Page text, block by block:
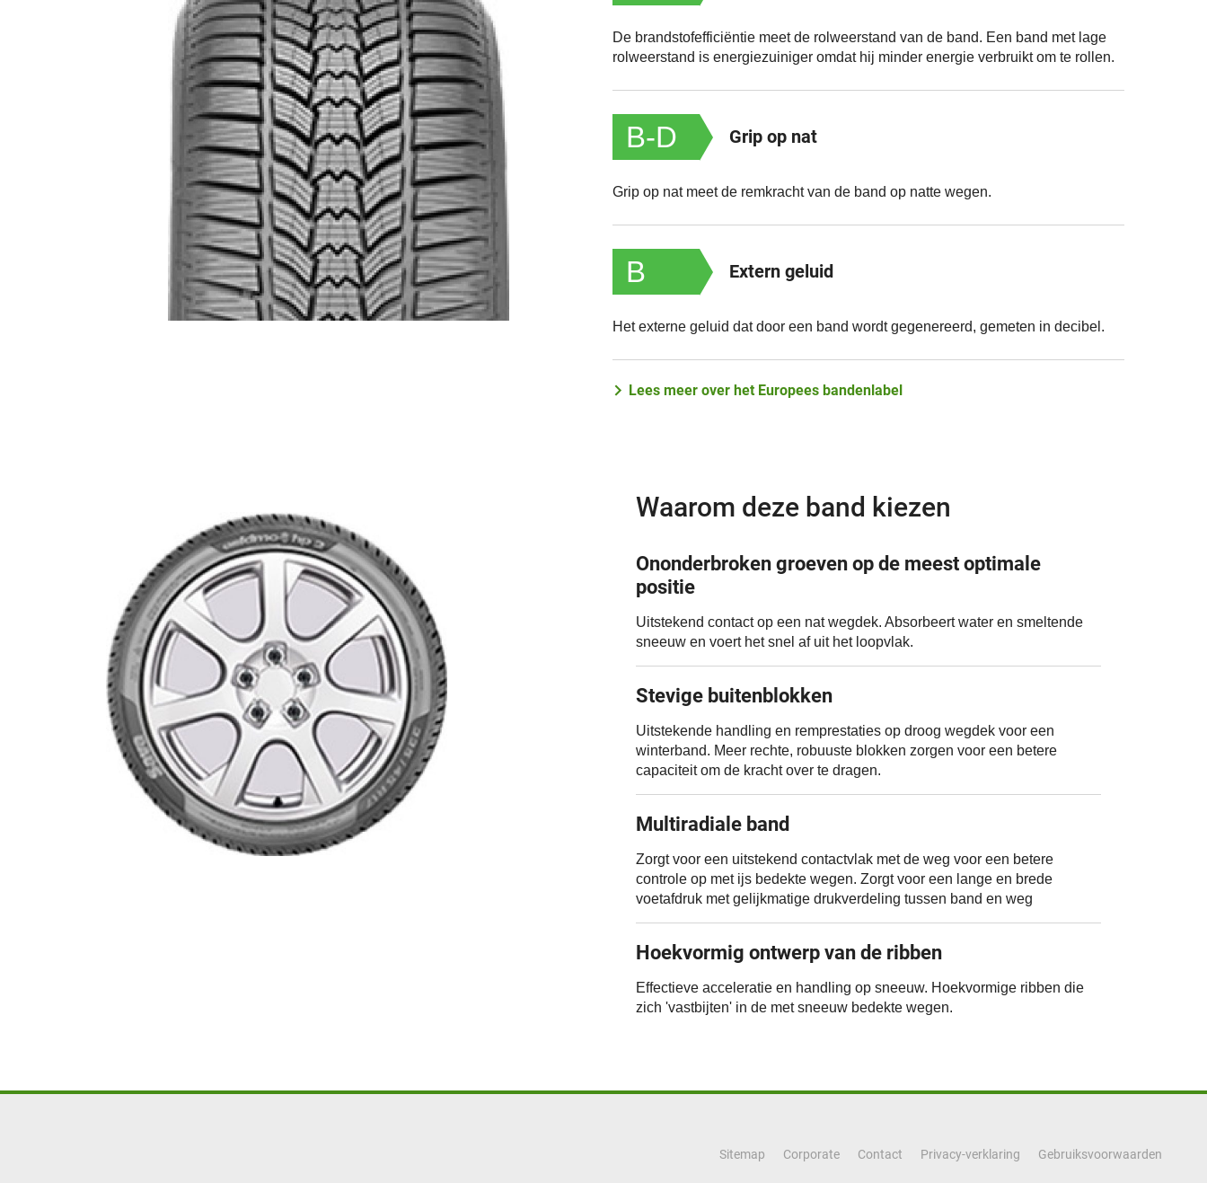
De brandstofefficiëntie meet de rolweerstand van de band. Een band met lage
rolweerstand is energiezuiniger omdat hij minder energie verbruikt om te rollen.
B-D Grip op nat
Grip op nat meet de remkracht van de band op natte wegen.
B Extern geluid
Het externe geluid dat door een band wordt gegenereerd, gemeten in decibel.
Lees meer over het Europees bandenlabel
Waarom deze band kiezen
Ononderbroken groeven op de meest optimale
positie
Uitstekend contact op een nat wegdek. Absorbeert water en smeltende
sneeuw en voert het snel af uit het loopvlak.
Stevige buitenblokken
Uitstekende handling en remprestaties op droog wegdek voor een
winterband. Meer rechte, robuuste blokken zorgen voor een betere
capaciteit om de kracht over te dragen.
Multiradiale band
Zorgt voor een uitstekend contactvlak met de weg voor een betere
controle op met ijs bedekte wegen. Zorgt voor een lange en brede
voetafdruk met gelijkmatige drukverdeling tussen band en weg
Hoekvormig ontwerp van de ribben
Effectieve acceleratie en handling op sneeuw. Hoekvormige ribben die
zich 'vastbijten' in de met sneeuw bedekte wegen.
Sitemap Corporate Contact Privacy-verklaring Gebruiksvoorwaarden